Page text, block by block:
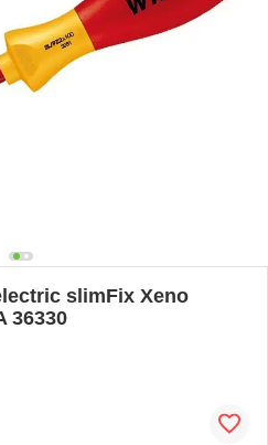
slimFix Xeno
36330